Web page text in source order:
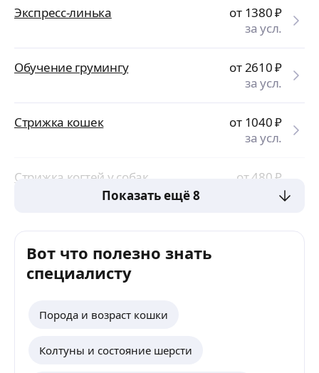
Экспресс-линька от 1380₽
за усл.
Обучение грумингу от 2610₽
за усл.
Стрижка кошек от 1040₽
за усл.
Стрижка когтей у собак от 480₽
за усл.
Показать ещё 8
Вот что полезно знать
специалисту
Порода и возраст кошки
Колтуны и состояние шерсти